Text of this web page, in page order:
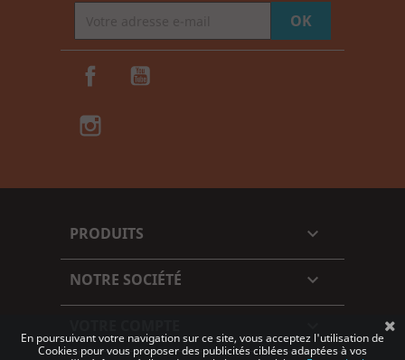
Facebook
PRODUITS 
NOTRE SOCIÉTÉ 
En poursuivant votre navigation sur ce site, vous acceptez l'utilisation de
Cookies pour vous proposer des publicités ciblées adaptées à vos